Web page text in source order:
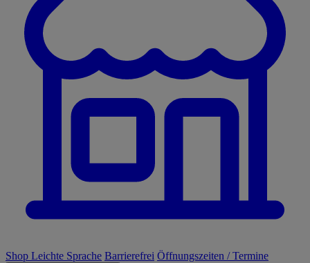
Shop Leichte Sprache Barrierefrei Öffnungszeiten / Termine